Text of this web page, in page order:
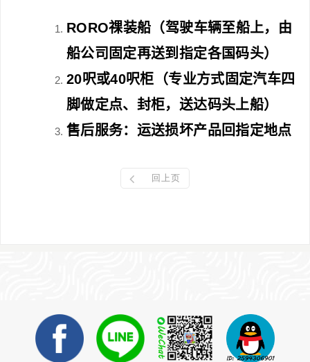
RORO祼装船（驾驶车辆至船上，由
船公司固定再送到指定各国码头）
20呎或40呎柜（专业方式固定汽车四
脚做定点、封柜，送达码头上船）
售后服务：运送损坏产品回指定地点
回上页